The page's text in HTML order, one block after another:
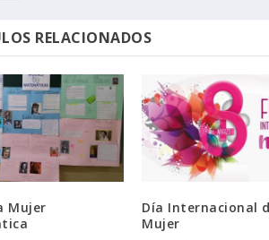
RELACIONADOS
Mujer
Día Internacional
Mujer